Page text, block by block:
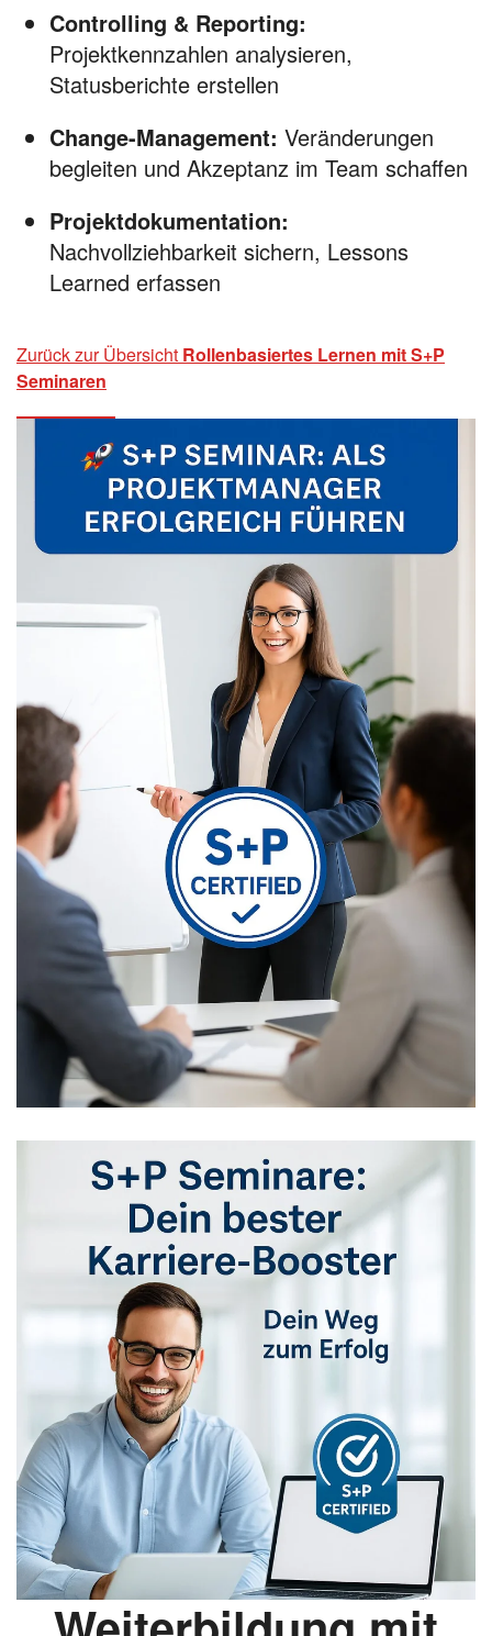
Controlling & Reporting:
Projektkennzahlen analysieren,
Statusberichte erstellen
Change-Management: Veränderungen
begleiten und Akzeptanz im Team schaffen
Projektdokumentation:
Nachvollziehbarkeit sichern, Lessons
Learned erfassen
Zurück zur Übersicht Rollenbasiertes Lernen mit S+P
Seminaren